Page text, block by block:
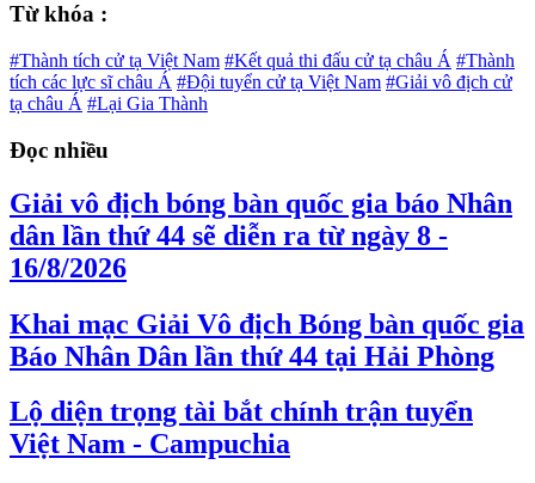
Từ khóa :
#Thành tích cử tạ Việt Nam #Kết quả thi đấu cử tạ châu Á #Thành
tích các lực sĩ châu Á #Đội tuyển cử tạ Việt Nam #Giải vô địch cử
tạ châu Á #Lại Gia Thành
Đọc nhiều
Giải vô địch bóng bàn quốc gia báo Nhân
dân lần thứ 44 sẽ diễn ra từ ngày 8 -
16/8/2026
Khai mạc Giải Vô địch Bóng bàn quốc gia
Báo Nhân Dân lần thứ 44 tại Hải Phòng
Lộ diện trọng tài bắt chính trận tuyển
Việt Nam - Campuchia